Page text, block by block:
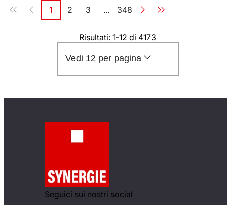
Paginazione
Pagina
1 Pagina
2 Pagina
3 ... Pagina
348
Risultati: 1-12 di 4173
Vedi 12 per pagina
Seguici sui nostri social